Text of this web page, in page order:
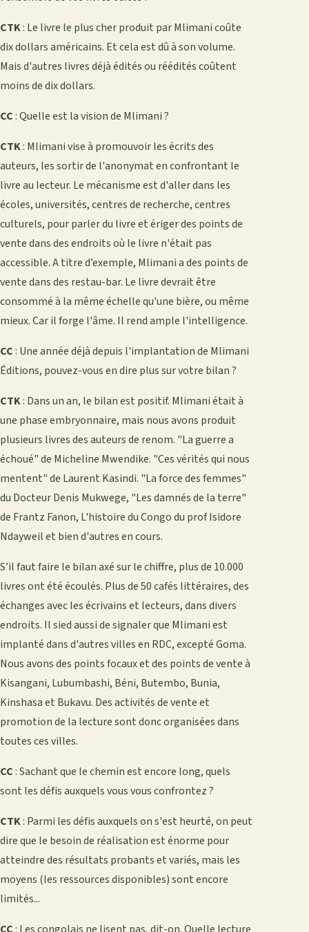
CTK: Le livre le plus cher produit par Mlimani coûte
dix dollars américains. Et cela est dû à son volume.
Mais d'autres livres déjà édités ou réédités coûtent
moins de dix dollars.
CC : Quelle est la vision de Mlimani ?
CTK: Mlimani vise à promouvoir les écrits des
auteurs, les sortir de l'anonymat en confrontant le
livre au lecteur. Le mécanisme est d'aller dans les
écoles, universités, centres de recherche, centres
culturels, pour parler du livre et ériger des points de
vente dans des endroits où le livre n'était pas
accessible. A titre d’exemple, Mlimani a des points de
vente dans des restau-bar. Le livre devrait être
consommé à la même échelle qu'une bière, ou même
mieux. Car il forge l'âme. Il rend ample l'intelligence.
CC : Une année déjà depuis l'implantation de Mlimani
Éditions, pouvez-vous en dire plus sur votre bilan ?
CTK: Dans un an, le bilan est positif. Mlimani était à
une phase embryonnaire, mais nous avons produit
plusieurs livres des auteurs de renom. "La guerre a
échoué" de Micheline Mwendike. "Ces vérités qui nous
mentent" de Laurent Kasindi. "La force des femmes"
du Docteur Denis Mukwege, "Les damnés de la terre"
de Frantz Fanon, L'histoire du Congo du prof Isidore
Ndayweil et bien d'autres en cours.
S’il faut faire le bilan axé sur le chiffre, plus de 10.000
livres ont été écoulés. Plus de 50 cafés littéraires, des
échanges avec les écrivains et lecteurs, dans divers
endroits. Il sied aussi de signaler que Mlimani est
implanté dans d'autres villes en RDC, excepté Goma.
Nous avons des points focaux et des points de vente à
Kisangani, Lubumbashi, Béni, Butembo, Bunia,
Kinshasa et Bukavu. Des activités de vente et
promotion de la lecture sont donc organisées dans
toutes ces villes.
CC : Sachant que le chemin est encore long, quels
sont les défis auxquels vous vous confrontez ?
CTK: Parmi les défis auxquels on s'est heurté, on peut
dire que le besoin de réalisation est énorme pour
atteindre des résultats probants et variés, mais les
moyens (les ressources disponibles) sont encore
limités...